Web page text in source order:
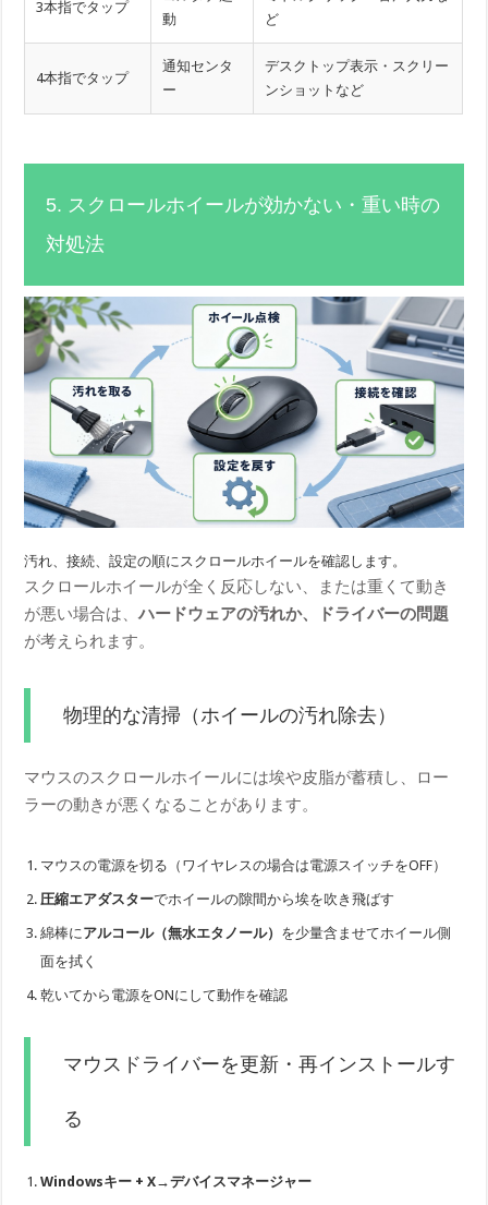
3本指でタップ
動
ど
4本指でタップ
通知センタ
ー
デスクトップ表示・スクリー
ンショットなど
5. スクロールホイールが効かない・重い時の
対処法
汚れ、接続、設定の順にスクロールホイールを確認します。
スクロールホイールが全く反応しない、または重くて動き
が悪い場合は、ハードウェアの汚れか、ドライバーの問題
が考えられます。
物理的な清掃（ホイールの汚れ除去）
マウスのスクロールホイールには埃や皮脂が蓄積し、ロー
ラーの動きが悪くなることがあります。
マウスの電源を切る（ワイヤレスの場合は電源スイッチをOFF）
圧縮エアダスターでホイールの隙間から埃を吹き飛ばす
綿棒に アルコール（無水エタノール） を少量含ませてホイール側
面を拭く
乾いてから電源をONにして動作を確認
マウスドライバーを更新・再インストールす
る
Windowsキー + X→デバイスマネージャー